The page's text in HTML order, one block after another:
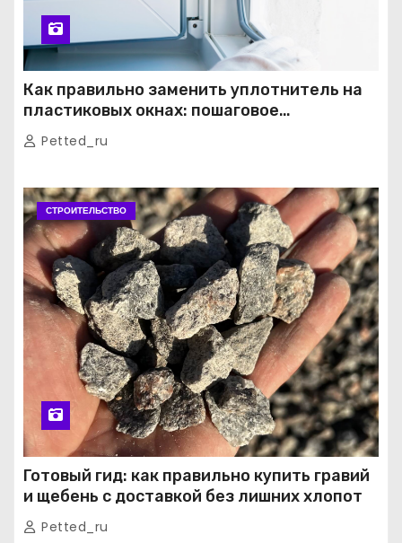
Как правильно заменить уплотнитель на
пластиковых окнах: пошаговое
руководство от экспертов
Petted_ru
СТРОИТЕЛЬСТВО
Готовый гид: как правильно купить гравий
и щебень с доставкой без лишних хлопот
Petted_ru